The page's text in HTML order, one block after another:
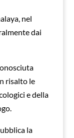
nel
dai
risalto le
e della
la